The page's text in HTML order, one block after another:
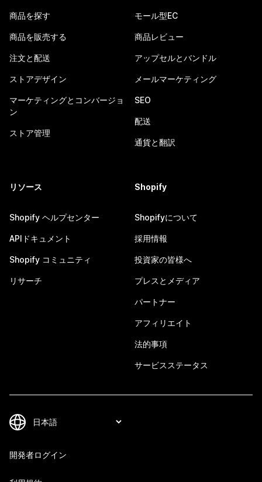
商品を探す
商品を販売する
注文と配送
ストアデザイン
マーケティングとコンバージョ
ン
ストア管理
モール型EC
商品レビュー
アップセルとバンドル
メールマーケティング
SEO
配送
通貨と翻訳
リソース
Shopify ヘルプセンター
APIドキュメント
Shopify コミュニティ
リサーチ
Shopify
Shopifyについて
採用情報
投資家の皆様へ
プレスとメディア
パートナー
アフィリエイト
法的事項
サービスステータス
開発者ログイン